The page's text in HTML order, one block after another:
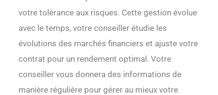
votre tolérance aux risques. Cette gestion évolue
avec le temps, votre conseiller étudie les
évolutions des marchés financiers et ajuste votre
contrat pour un rendement optimal. Votre
conseiller vous donnera des informations de
manière régulière pour gérer au mieux votre